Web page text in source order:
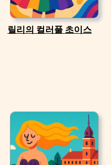
릴리의 컬러풀 초이스